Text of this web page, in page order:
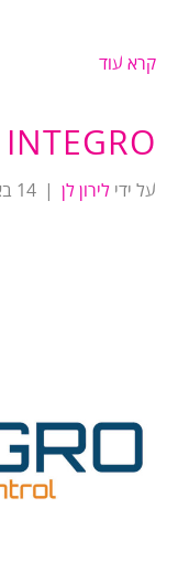
קרא עוד
INTEGRO
על ידי לירון לן 14 באפריל 2023